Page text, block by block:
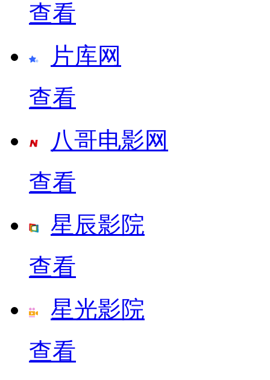
查看
片库网
查看
八哥电影网
查看
星辰影院
查看
星光影院
查看